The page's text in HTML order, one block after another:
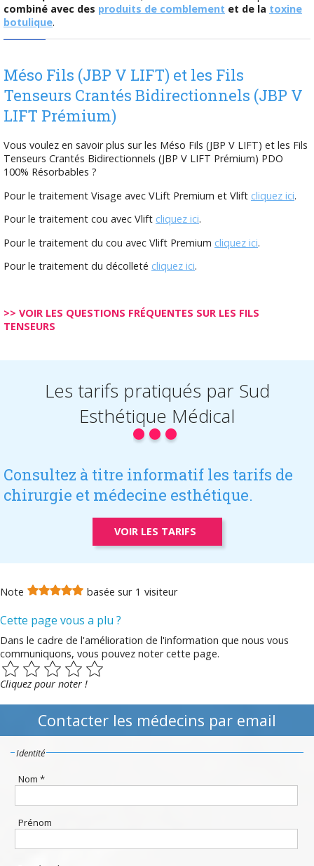
combiné avec des produits de comblement et de la toxine
botulique.
Méso Fils (JBP V LIFT) et les Fils
Tenseurs Crantés Bidirectionnels (JBP V
LIFT Prémium)
Vous voulez en savoir plus sur les Méso Fils (JBP V LIFT) et les Fils
Tenseurs Crantés Bidirectionnels (JBP V LIFT Prémium) PDO
100% Résorbables ?
Pour le traitement Visage avec VLift Premium et Vlift cliquez ici.
Pour le traitement cou avec Vlift cliquez ici.
Pour le traitement du cou avec Vlift Premium cliquez ici.
Pour le traitement du décolleté cliquez ici.
>> VOIR LES QUESTIONS FRÉQUENTES SUR LES FILS
TENSEURS
Les tarifs pratiqués par Sud
Esthétique Médical
Consultez à titre informatif les tarifs de
chirurgie et médecine esthétique.
VOIR LES TARIFS
Note basée sur 1 visiteur
Cette page vous a plu ?
Dans le cadre de l'amélioration de l'information que nous vous
communiquons, vous pouvez noter cette page.
Cliquez pour noter !
Contacter les médecins par email
Identité
Nom *
Prénom